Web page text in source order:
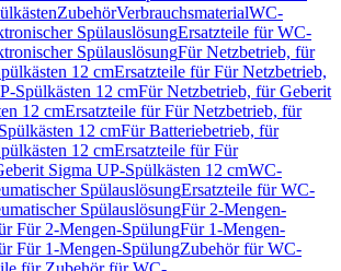
ZubehörVerbrauchsmaterialWC-
SpülauslösungErsatzteile für WC-
SpülauslösungFür Netzbetrieb, für
12 cmErsatzteile für Für Netzbetrieb,
Spülkästen 12 cmFür Netzbetrieb, für Geberit
12 cmErsatzteile für Für Netzbetrieb, für
12 cmFür Batteriebetrieb, für
12 cmErsatzteile für Für
Sigma UP-Spülkästen 12 cmWC-
SpülauslösungErsatzteile für WC-
SpülauslösungFür 2-Mengen-
Für 2-Mengen-SpülungFür 1-Mengen-
Für 1-Mengen-SpülungZubehör für WC-